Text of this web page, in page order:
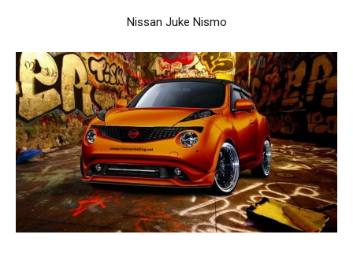
Nissan Juke Nismo